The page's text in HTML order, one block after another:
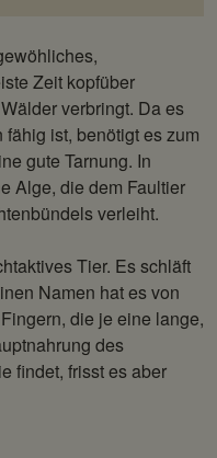
Zeit kopfüber
verbringt. Da es
ist, benötigt es zum
gute Tarnung. In
Alge, die dem Faultier
verleiht.
Tier. Es schläft
Namen hat es von
die je eine lange,
des
findet, frisst es aber